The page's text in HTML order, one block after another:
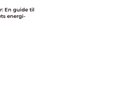
En guide til
energi-